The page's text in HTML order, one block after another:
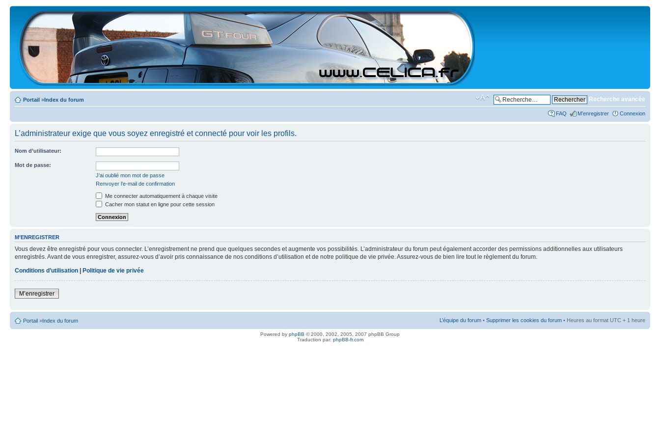
Portail »Index du forum Recherche avancée
FAQ M’enregistrer Connexion
L’administrateur exige que vous soyez enregistré et connecté pour voir les profils.
Nom d’utilisateur:
Mot de passe:
J’ai oublié mon mot de passe
Renvoyer l’e-mail de confirmation
Me connecter automatiquement à chaque visite
Cacher mon statut en ligne pour cette session
M’ENREGISTRER
Vous devez être enregistré pour vous connecter. L’enregistrement ne prend que quelques secondes et augmente vos possibilités. L’administrateur du forum peut également accorder des permissions additionnelles aux utilisateurs
enregistrés. Avant de vous enregistrer, assurez-vous d’avoir pris connaissance de nos conditions d’utilisation et de notre politique de vie privée. Assurez-vous de bien lire tout le règlement du forum.
Conditions d’utilisation | Politique de vie privée
M’enregistrer
Portail »Index du forum L’équipe du forum • Supprimer les cookies du forum • Heures au format UTC + 1 heure
Powered by phpBB © 2000, 2002, 2005, 2007 phpBB Group
Traduction par: phpBB-fr.com